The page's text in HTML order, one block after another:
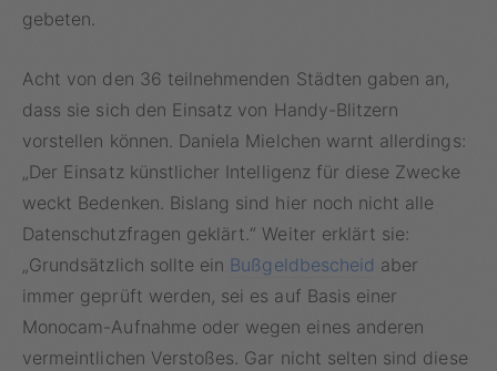
gebeten.
Acht von den 36 teilnehmenden Städten gaben an,
dass sie sich den Einsatz von Handy-Blitzern
vorstellen können. Daniela Mielchen warnt allerdings:
„Der Einsatz künstlicher Intelligenz für diese Zwecke
weckt Bedenken. Bislang sind hier noch nicht alle
Datenschutzfragen geklärt.“ Weiter erklärt sie:
„Grundsätzlich sollte ein Bußgeldbescheid aber
immer geprüft werden, sei es auf Basis einer
Monocam-Aufnahme oder wegen eines anderen
vermeintlichen Verstoßes. Gar nicht selten sind diese